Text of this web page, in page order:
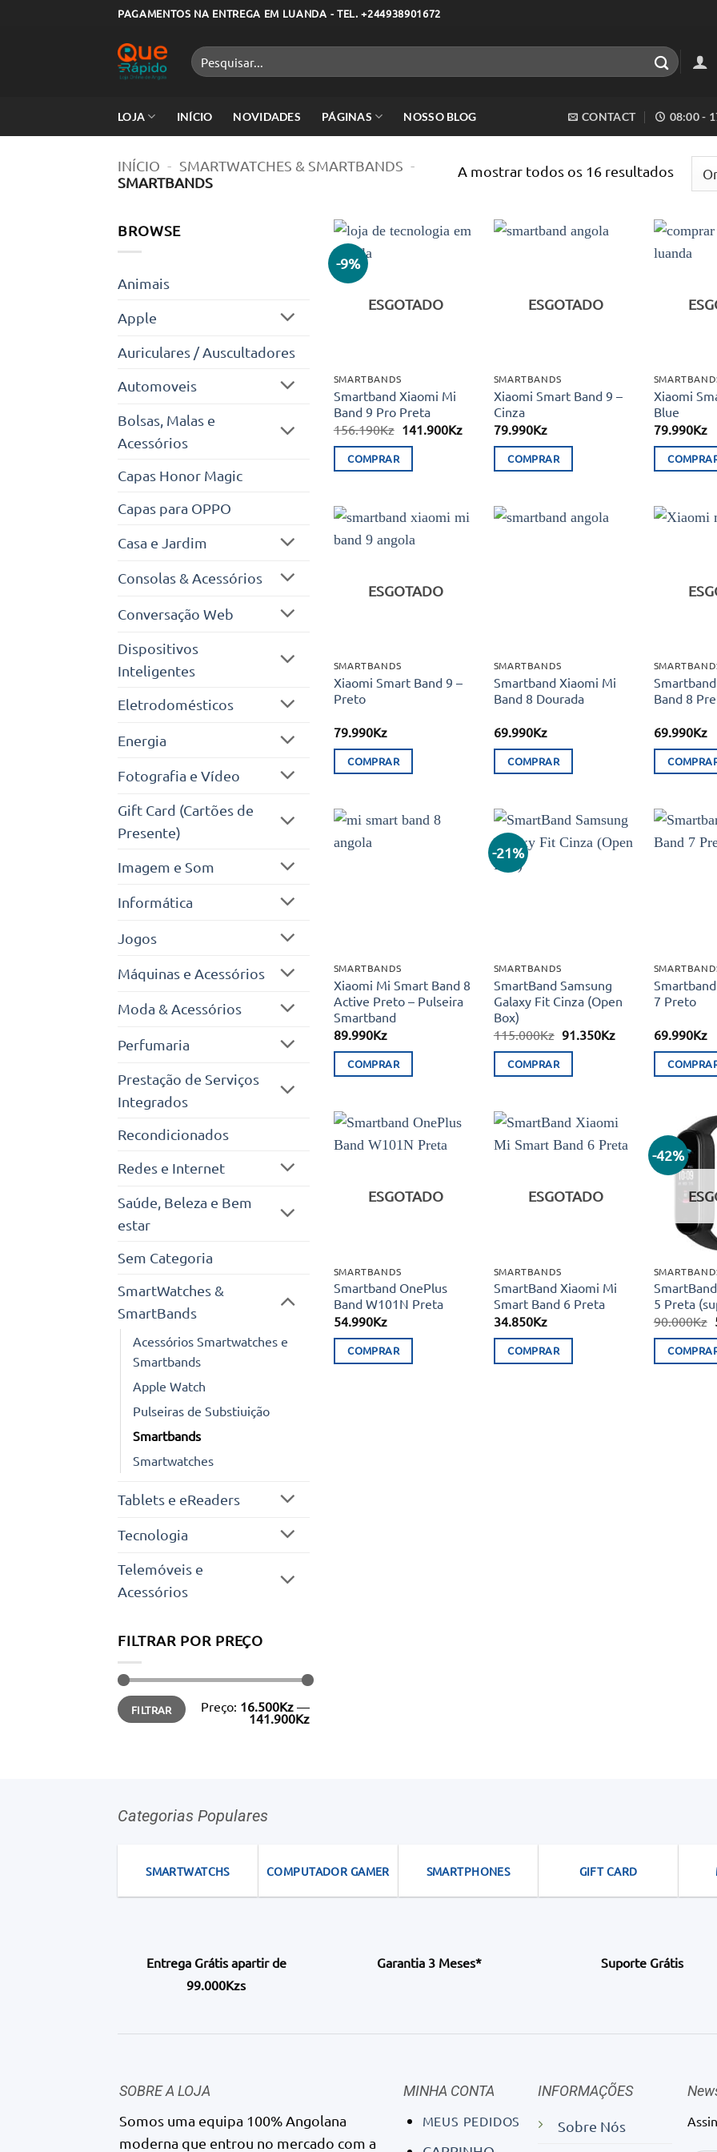
PAGAMENTOS NA ENTREGA EM LUANDA - TEL. +244938901672
Pesquisar
por:
LOJA INÍCIO NOVIDADES PÁGINAS NOSSO BLOG CONTACT 08:00 -
INÍCIO - SMARTWATCHES & SMARTBANDS -
SMARTBANDS
A mostrar todos os 16 resultados
por
BROWSE
Animais
Apple
Auriculares / Auscultadores
Automoveis
Bolsas, Malas e
Acessórios
Capas Honor Magic
Capas para OPPO
Casa e Jardim
Consolas & Acessórios
Conversação Web
Dispositivos
Inteligentes
Eletrodomésticos
Energia
Fotografia e Vídeo
Gift Card (Cartões de
Presente)
Imagem e Som
Informática
Jogos
Máquinas e Acessórios
Moda & Acessórios
Perfumaria
Prestação de Serviços
Integrados
Recondicionados
Redes e Internet
Saúde, Beleza e Bem
estar
Sem Categoria
SmartWatches &
SmartBands
Acessórios Smartwatches e
Smartbands
Apple Watch
Pulseiras de Substiuição
Smartbands
Smartwatches
Tablets e eReaders
Tecnologia
Telemóveis e
Acessórios
FILTRAR POR PREÇO
Preço
mínimo
Preço
máximo
FILTRAR Preço: 16.500Kz —
141.900Kz
-9%
ESGOTADO
SMARTBANDS
Smartband Xiaomi Mi
Band 9 Pro Preta
156.190Kz O
era:
141.900KzO
COMPRAR
ESGOTADO
SMARTBANDS
Xiaomi Smart Band 9 –
Cinza
79.990Kz
COMPRAR
Xiaomi
Blue
79.990Kz
ESGOTADO
SMARTBANDS
Xiaomi Smart Band 9 –
Preto
79.990Kz
COMPRAR
SMARTBANDS
Smartband Xiaomi Mi
Band 8 Dourada
69.990Kz
COMPRAR
Band 8
69.990Kz
SMARTBANDS
Xiaomi Mi Smart Band 8
Active Preto – Pulseira
Smartband
89.990Kz
COMPRAR
-21%
SMARTBANDS
SmartBand Samsung
Galaxy Fit Cinza (Open
Box)
115.000Kz O
era:
91.350KzO
COMPRAR
7 Preto
69.990Kz
ESGOTADO
SMARTBANDS
Smartband OnePlus
Band W101N Preta
54.990Kz
COMPRAR
ESGOTADO
SMARTBANDS
SmartBand Xiaomi Mi
Smart Band 6 Preta
34.850Kz
COMPRAR
-42%
5 Preta
90.000Kz
Categorias Populares
SMARTWATCHS COMPUTADOR GAMER SMARTPHONES GIFT CARD
Entrega Grátis apartir de
99.000Kzs
Garantia 3 Meses* Suporte Grátis
SOBRE A LOJA
Somos uma equipa 100% Angolana
moderna que entrou no mercado com a
MINHA CONTA
MEUS PEDIDOS
INFORMAÇÕES
Sobre Nós